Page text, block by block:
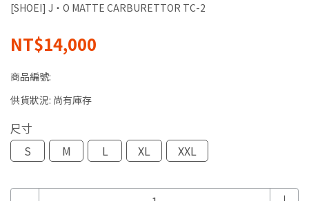
[SHOEI] J・O MATTE CARBURETTOR TC-2
NT$14,000
商品編號:
供貨狀況: 尚有庫存
尺寸
S
M L XL XXL